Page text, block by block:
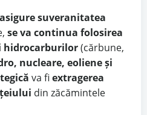
suveranitatea
se va continua folosirea
hidrocarburilor(cărbune,
nucleare, eoliene și
va fi extragerea
din zăcămintele